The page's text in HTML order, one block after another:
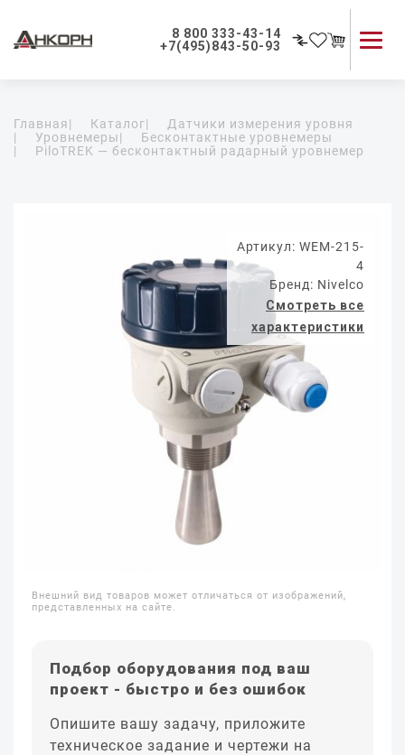
8 800 333-43-14
+7(495)843-50-93
Применение приборов
Как мы работаем
Главная| Каталог|
Датчики измерения уровня
|
Уровнемеры|
Бесконтактные уровнемеры
|
PiloTREK — бесконтактный радарный уровнемер
Артикул: WEM-215-
4
Бренд: Nivelco
Смотреть все
характеристики
Внешний вид товаров может отличаться от изображений,
представленных на сайте.
Подбор оборудования под ваш
проект - быстро и без ошибок
Опишите вашу задачу, приложите
техническое задание и чертежи на